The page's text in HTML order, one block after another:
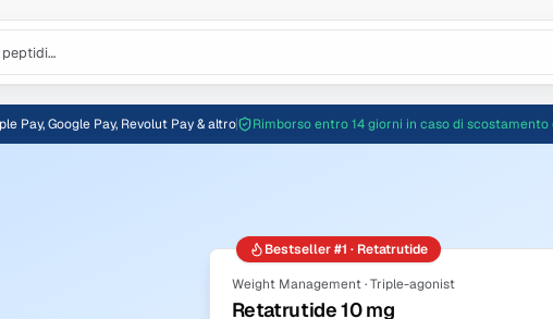
peptidi…
Pay, Google Pay, Revolut Pay & altro Rimborso entro 14 giorni in caso di scostamento
Bestseller #1 · Retatrutide
Weight Management · Triple-agonist
Retatrutide 10 mg